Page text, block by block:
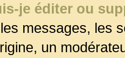
je éditer ou
messages, les
un